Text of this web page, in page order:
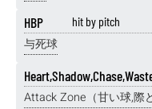
HBP hit by pitch
与死球
Attack Zone（甘い球,際